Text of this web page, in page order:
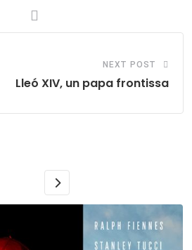
NEXT POST
Lleó XIV, un papa frontissa